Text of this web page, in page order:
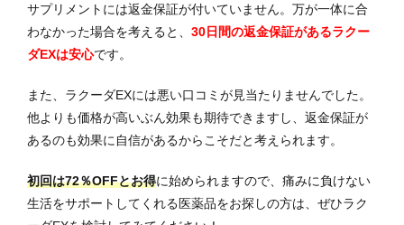
サプリメントには返金保証が付いていません。万が一体に合
わなかった場合を考えると、 30日間の返金保証があるラクー
ダEXは安心です。
また、ラクーダEXには悪い口コミが見当たりませんでした。
他よりも価格が高いぶん効果も期待できますし、返金保証が
あるのも効果に自信があるからこそだと考えられます。
初回は72％OFFとお得に始められますので、痛みに負けない
生活をサポートしてくれる医薬品をお探しの方は、ぜひラク